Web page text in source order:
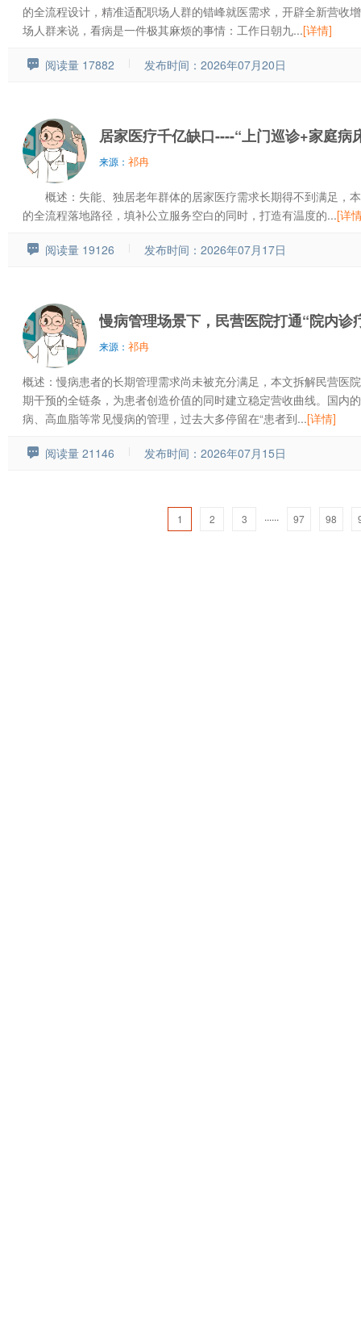
的全流程设计，精准适配职场人群的错峰就医需求，开辟全新营收
场人群来说，看病是一件极其麻烦的事情：工作日朝九...[详情]
阅读量 17882 发布时间：2026年07月20日
居家医疗千亿缺口----“上门巡诊+家庭病
来源： 祁冉
概述：失能、独居老年群体的居家医疗需求长期得不到满足，
的全流程落地路径，填补公立服务空白的同时，打造有温度的...[详
阅读量 19126 发布时间：2026年07月17日
慢病管理场景下，民营医院打通“院内诊
来源： 祁冉
概述：慢病患者的长期管理需求尚未被充分满足，本文拆解民营医
期干预的全链条，为患者创造价值的同时建立稳定营收曲线。国内
病、高血脂等常见慢病的管理，过去大多停留在“患者到...[详情]
阅读量 21146 发布时间：2026年07月15日
1 2 3 ...... 97 98